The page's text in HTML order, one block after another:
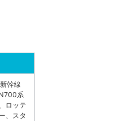
幹線
系
ロッテ
、スタ